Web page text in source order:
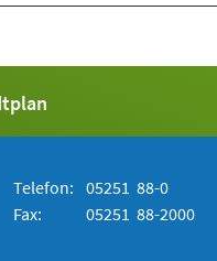
Telefon: 05251 88-0
Fax:
05251 88-2000